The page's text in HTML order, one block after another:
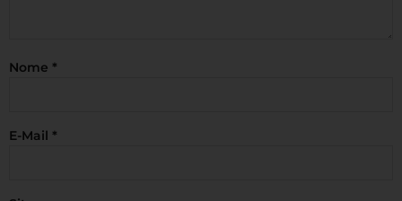
Nome *
E-Mail *